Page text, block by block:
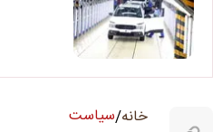
خانه/سیاست